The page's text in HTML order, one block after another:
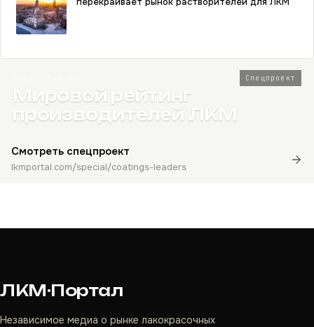
Спецпроект
Мировой рейтинг
производителей ЛКМ
Смотреть спецпроект
lkmportal.com/special/coatings-leaders
ЛКМ·Портал
Независимое медиа о рынке лакокрасочных